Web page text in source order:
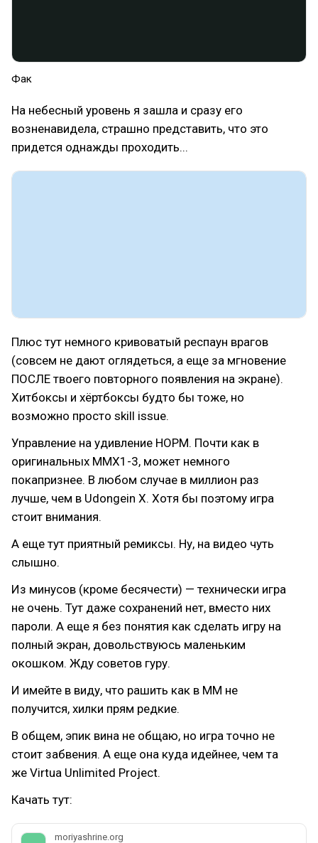
Фак
На небесный уровень я зашла и сразу его
возненавидела, страшно представить, что это
придется однажды проходить...
Плюс тут немного кривоватый респаун врагов
(совсем не дают оглядеться, а еще за мгновение
ПОСЛЕ твоего повторного появления на экране).
Хитбоксы и хёртбоксы будто бы тоже, но
возможно просто skill issue.
Управление на удивление НОРМ. Почти как в
оригинальных MMX1-3, может немного
покапризнее. В любом случае в миллион раз
лучше, чем в Udongein X. Хотя бы поэтому игра
стоит внимания.
А еще тут приятный ремиксы. Ну, на видео чуть
слышно.
Из минусов (кроме бесячести) — технически игра
не очень. Тут даже сохранений нет, вместо них
пароли. А еще я без понятия как сделать игру на
полный экран, довольствуюсь маленьким
окошком. Жду советов гуру.
И имейте в виду, что рашить как в MM не
получится, хилки прям редкие.
В общем, эпик вина не общаю, но игра точно не
стоит забвения. А еще она куда идейнее, чем та
же Virtua Unlimited Project.
Качать тут:
moriyashrine.org